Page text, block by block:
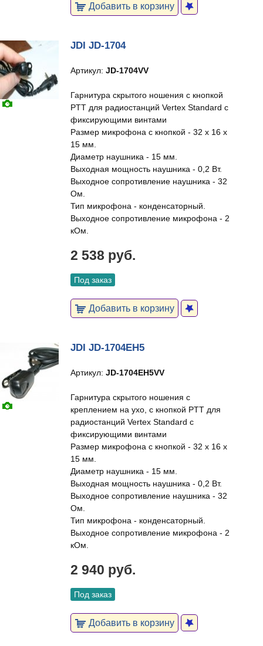
Добавить в корзину
JDI JD-1704
Артикул: JD-1704VV
Гарнитура скрытого ношения с кнопкой
PTT для радиостанций Vertex Standard с
фиксирующими винтами
Размер микрофона с кнопкой - 32 х 16 х
15 мм.
Диаметр наушника - 15 мм.
Выходная мощность наушника - 0,2 Вт.
Выходное сопротивление наушника - 32
Ом.
Тип микрофона - конденсаторный.
Выходное сопротивление микрофона - 2
кОм.
2 538 руб.
Под заказ
Добавить в корзину
JDI JD-1704EH5
Артикул: JD-1704EH5VV
Гарнитура скрытого ношения с
креплением на ухо, с кнопкой PTT для
радиостанций Vertex Standard с
фиксирующими винтами
Размер микрофона с кнопкой - 32 х 16 х
15 мм.
Диаметр наушника - 15 мм.
Выходная мощность наушника - 0,2 Вт.
Выходное сопротивление наушника - 32
Ом.
Тип микрофона - конденсаторный.
Выходное сопротивление микрофона - 2
кОм.
2 940 руб.
Под заказ
Добавить в корзину